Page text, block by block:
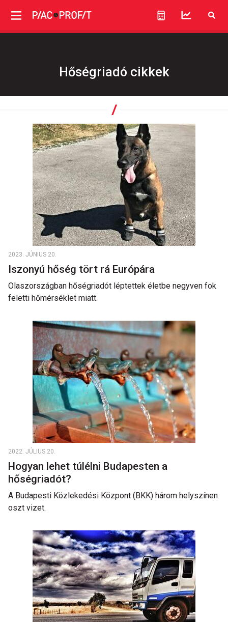
Hőségriadó cikkek
2023. JÚNIUS 20.
Iszonyú hőség tört rá Európára
Olaszországban hőségriadót léptettek életbe negyven fok
feletti hőmérséklet miatt.
2022. JÚLIUS 20.
Hogyan lehet túlélni Budapesten a
hőségriadót?
A Budapesti Közlekedési Központ (BKK) három helyszínen
oszt vizet.